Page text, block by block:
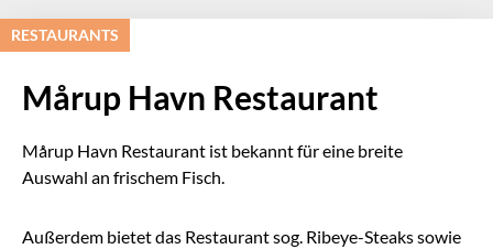
RESTAURANTS
Mårup Havn Restaurant
Mårup Havn Restaurant ist bekannt für eine breite
Auswahl an frischem Fisch.
Außerdem bietet das Restaurant sog. Ribeye-Steaks sowie